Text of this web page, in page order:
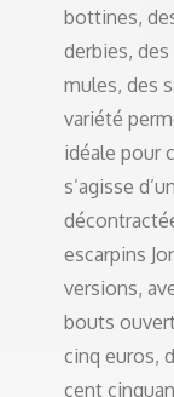
bottines,
derbies,
mules, des
variété
idéale pour
s’agisse
escarpins
versions,
bouts
cinq euros,
cent